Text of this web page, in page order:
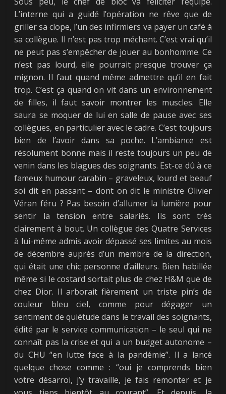
L’interne qui a guidé l’opération ne rêve que de
griller sa clope, l’un des infirmiers va payer un café à
sa collègue. Il n’est pas trop méchant. C’est vrai qu’il
ne peut pas s’empêcher de jouer au bonhomme. Ce
n’est pas lourd, elle pourrait presque trouver ça
mignon. Il faut quand même admettre qu’il en fait
trop. C’est ça quand on vit dans un environnement
de filles, il faut savoir montrer les muscles. Elle
saura se moquer de lui en salle de pause avec ses
collègues, en particulier avec le cadre. C’est toujours
bien de l’avoir dans sa poche. L’ambiance est
résolument bonne mais il reste toujours un peu de
venin dans les blagues des soignants. Est-ce dû à ce
fameux humour carabin – graveleux, lourd et beauf
soi dit en passant – dont on dit le ministre Olivier
Véran féru ? Pas besoin d’allumer la lumière pour
sentir la tension entre salariés. Ils sont très
clairement à bout. Un collègue des Quatre Services
à lui-même admis avoir dépassé ses limites au mois
de décembre auprès d’un membre de la direction,
qui était une chic personne d’ailleurs. Bien habillée
même si le costard sortait plus de chez H&M que de
chez Dior. Il arborait fièrement un triste pin’s de
couleur bleu ciel, comme pour dégager un
sentiment de quiétude dans le travail des soignants,
édité par le service communication – le seul qui ne
connaît pas la crise et qui a un budget autonome –
du CHU “en lutte face à la pandémie”. Il a lancé
quelque chose comme : “oui je comprends bien
votre désarroi, j’y travaille, je fais remonter et je